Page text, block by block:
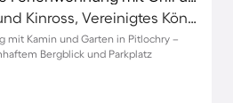
Pitlochry, Perth und Kinross, Vereinigtes Königreich
mit Kamin und Garten in Pitlochry –
Bergblick und Parkplatz